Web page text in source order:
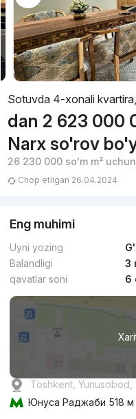
Sotuvda 4-xonali
dan 2 623 000
Narx so'rov
26 230 000 soʻmm² uchun
Chop etilgan 26.04.2024
Eng muhimi
Uyni yozing
Balandligi
3
qavatlar soni
6
Toshkent,
Юнуса Раджаби 518